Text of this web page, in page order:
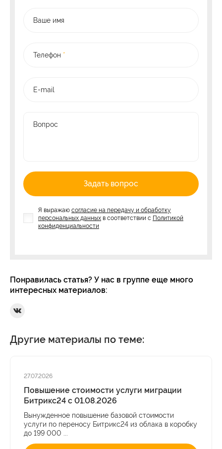
Ваше имя
Телефон *
E-mail
Вопрос
Задать вопрос
Я выражаю согласие на передачу и обработку
персональных данных в соответствии с Политикой
конфиденциальности
Понравилась статья? У нас в группе еще много
интересных материалов:
Ссылка на Вконтакте
Другие материалы по теме:
27.07.2026
Повышение стоимости услуги миграции
Битрикс24 с 01.08.2026
Вынужденное повышение базовой стоимости
услуги по переносу Битрикс24 из облака в коробку
до 199 000 ...